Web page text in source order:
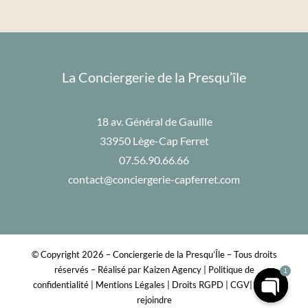
La Conciergerie de la Presqu’île
18 av. Général de Gaullle
33950 Lège-Cap Ferret
07.56.90.66.66
contact@conciergerie-capferret.com
© Copyright2026 – Conciergerie de la Presqu’Île – Tous droits
réservés – Réalisé par Kaizen Agency| Politique de
confidentialité
Mentions Légales Droits RGPD CGV | Nous
rejoindre
1